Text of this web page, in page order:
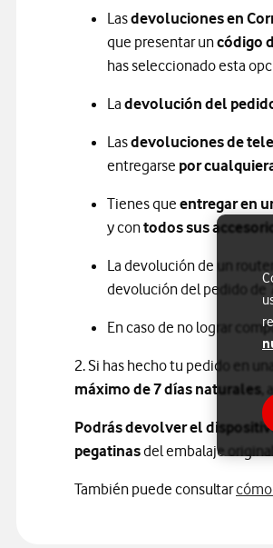
Lasdevoluciones en
que presentar uncódigo
has seleccionado esta
La devolución del
Lasdevoluciones de
entregarse por
Tienes que entregar en
y contodos sus
La devolución de un
devolución del pedido de
En caso de no lograr
2. Si has hecho tu pedido en una
máximo de 7 días naturales
Podrás devolver el
pegatinasdel embalaje
También puede consultar